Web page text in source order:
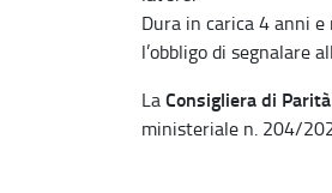
Dura in carica 4 anni
l’obbligo di segnalare
LaConsigliera di Parità
ministeriale n. 204/